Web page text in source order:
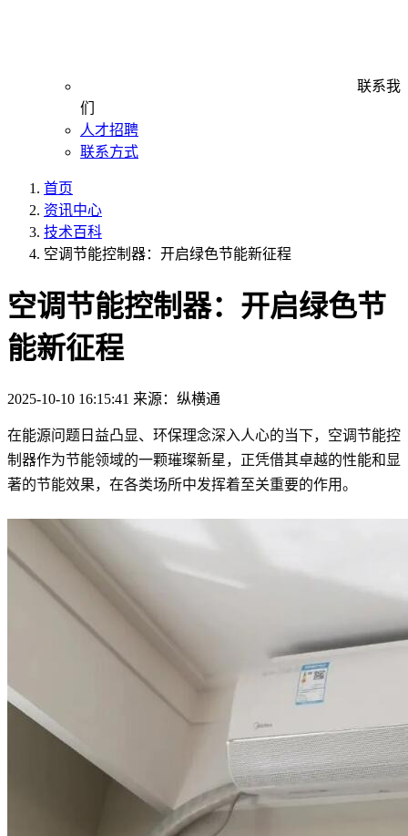
联系我
们
人才招聘
联系方式
首页
资讯中心
技术百科
空调节能控制器：开启绿色节能新征程
空调节能控制器：开启绿色节
能新征程
2025-10-10 16:15:41 来源：纵横通
在能源问题日益凸显、环保理念深入人心的当下，空调节能控
制器作为节能领域的一颗璀璨新星，正凭借其卓越的性能和显
著的节能效果，在各类场所中发挥着至关重要的作用。